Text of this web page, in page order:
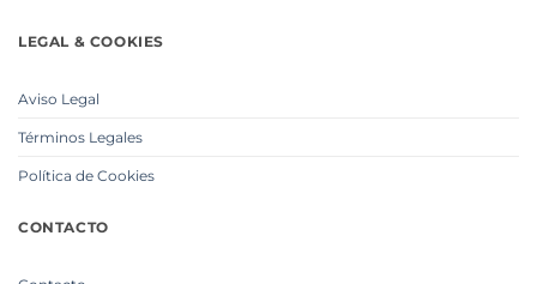
LEGAL & COOKIES
Aviso Legal
Términos Legales
Política de Cookies
CONTACTO